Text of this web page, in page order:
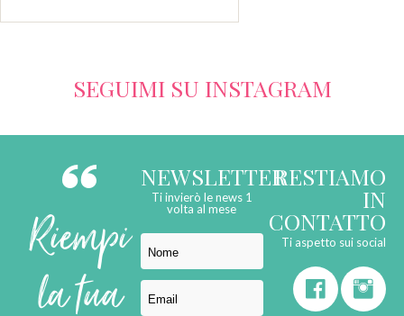
SEGUIMI SU INSTAGRAM
Riempi
la tua
NEWSLETTER
Ti invierò le news 1
volta al mese
RESTIAMO
IN
CONTATTO
Ti aspetto sui social